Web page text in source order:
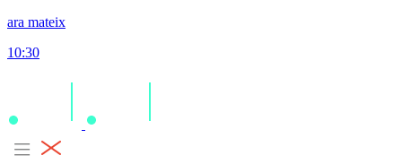
ara mateix
10:30